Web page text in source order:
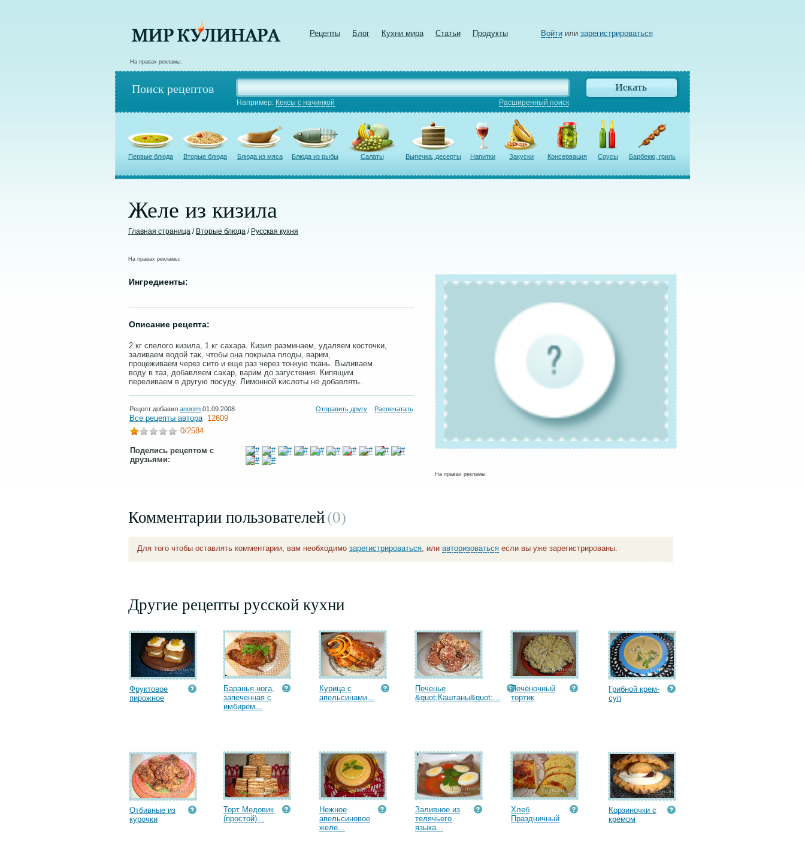
Рецепты Блог Кухни мира Статьи Продукты Войтиили зарегистрироваться
На правах рекламы:
Поиск рецептов
Например: Кексы с начинкой Расширенный поиск
Первые блюда Вторые блюда Блюда из мяса Блюда из рыбы Салаты Выпечка, десерты Напитки Закуски Консервация Соусы Барбекю, гриль
Желе из кизила
Главная страница / Вторые блюда / Русская кухня
На правах рекламы:
Ингредиенты:
Описание рецепта:
2 кг спелого кизила, 1 кг сахара. Кизил разминаем, удаляем косточки,
заливаем водой так, чтобы она покрыла плоды, варим,
процеживаем через сито и еще раз через тонкую ткань. Выливаем
воду в таз, добавляем сахар, варим до загустения. Кипящим
переливаем в другую посуду. Лимонной кислоты не добавлять.
Рецепт добавил anonim 01.09.2008 Отправить другу Распечатать
Все рецепты автора 12609
0/2584
Поделись рецептом с
друзьями:
На правах рекламы:
Комментарии пользователей(0)
Для того чтобы оставлять комментарии, вам необходимо зарегистрироваться, или авторизоваться если вы уже зарегистрированы.
Другие рецепты русской кухни
Фруктовое
пирожное
Баранья нога,
запеченная с
имбирём...
Курица с
апельсинами...
Печенье
&quot;Каштаны&quot;...
Печёночный
тортик
Грибной крем-
суп
Отбивные из
курочки
Торт Медовик
(простой)...
Нежное
апельсиновое
желе...
Заливное из
телячьего
языка...
Хлеб
Праздничный
Корзиночки с
кремом